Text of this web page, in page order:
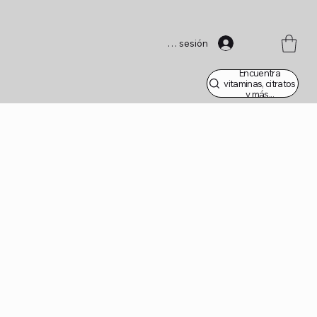
Iniciar sesión
Encuentra
vitaminas, citratos
y más...